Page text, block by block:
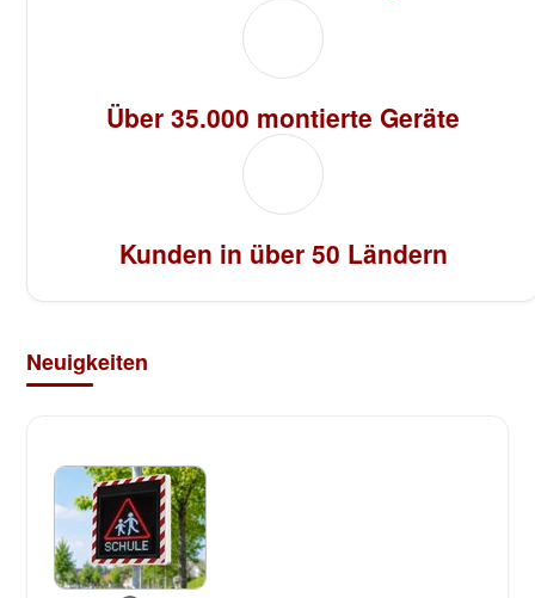
Über 35.000 montierte Geräte
Kunden in über 50 Ländern
Neuigkeiten